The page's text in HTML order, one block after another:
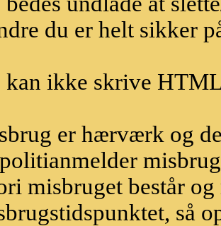
du er helt sikker
kan ikke skrive
er hærværk og
misbruget består
så